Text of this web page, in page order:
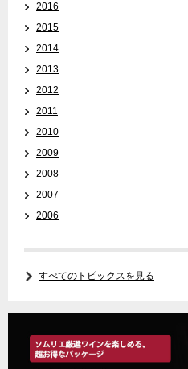
2016
2015
2014
2013
2012
2011
2010
2009
2008
2007
2006
すべてのトピックスを見る